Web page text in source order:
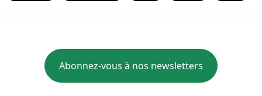
Abonnez-vous à nos newsletters